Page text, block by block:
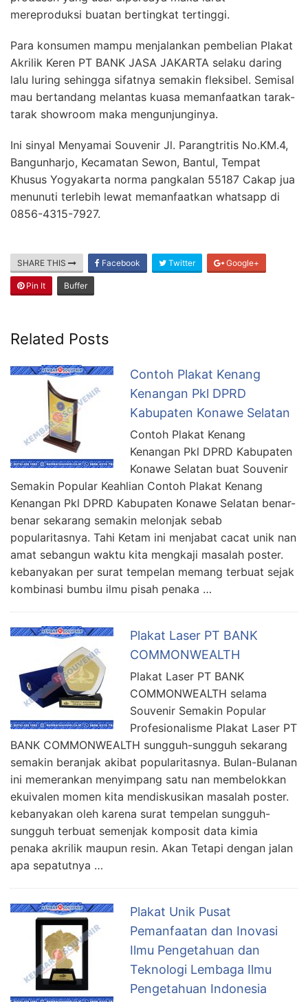
mereproduksi buatan bertingkat tertinggi.
Para konsumen mampu menjalankan pembelian Plakat
Akrilik Keren PT BANK JASA JAKARTA selaku daring
lalu luring sehingga sifatnya semakin fleksibel. Semisal
mau bertandang melantas kuasa memanfaatkan tarak-
tarak showroom maka mengunjunginya.
Ini sinyal Menyamai Souvenir Jl. Parangtritis No.KM.4,
Bangunharjo, Kecamatan Sewon, Bantul, Tempat
Khusus Yogyakarta norma pangkalan 55187 Cakap jua
menunuti terlebih lewat memanfaatkan whatsapp di
0856-4315-7927.
SHARE THIS Facebook Twitter Google+
Pin It Buffer
Related Posts
Contoh Plakat Kenang
Kenangan Pkl DPRD
Kabupaten Konawe Selatan
Contoh Plakat Kenang
Kenangan Pkl DPRD Kabupaten
Konawe Selatan buat Souvenir
Semakin Popular Keahlian Contoh Plakat Kenang
Kenangan Pkl DPRD Kabupaten Konawe Selatan benar-
benar sekarang semakin melonjak sebab
popularitasnya. Tahi Ketam ini menjabat cacat unik nan
amat sebangun waktu kita mengkaji masalah poster.
kebanyakan per surat tempelan memang terbuat sejak
kombinasi bumbu ilmu pisah penaka …
Plakat Laser PT BANK
COMMONWEALTH
Plakat Laser PT BANK
COMMONWEALTH selama
Souvenir Semakin Popular
Profesionalisme Plakat Laser PT
BANK COMMONWEALTH sungguh-sungguh sekarang
semakin beranjak akibat popularitasnya. Bulan-Bulanan
ini memerankan menyimpang satu nan membelokkan
ekuivalen momen kita mendiskusikan masalah poster.
kebanyakan oleh karena surat tempelan sungguh-
sungguh terbuat semenjak komposit data kimia
penaka akrilik maupun resin. Akan Tetapi dengan jalan
apa sepatutnya …
Plakat Unik Pusat
Pemanfaatan dan Inovasi
Ilmu Pengetahuan dan
Teknologi Lembaga Ilmu
Pengetahuan Indonesia